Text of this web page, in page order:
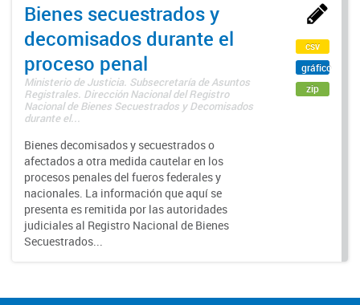
Bienes secuestrados y
decomisados durante el
proceso penal
Ministerio de Justicia. Subsecretaría de Asuntos
Registrales. Dirección Nacional del Registro
Nacional de Bienes Secuestrados y Decomisados
durante el...
Bienes decomisados y secuestrados o
afectados a otra medida cautelar en los
procesos penales del fueros federales y
nacionales. La información que aquí se
presenta es remitida por las autoridades
judiciales al Registro Nacional de Bienes
Secuestrados...
csv
gráfico
zip